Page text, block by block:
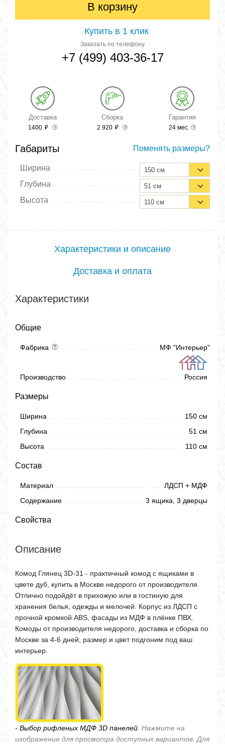
В корзину
Купить в 1 клик
Заказать по телефону
+7 (499) 403-36-17
Доставка
1400 ₽
Сборка
2 920 ₽
Гарантия
24 мес.
Габариты Поменять размеры?
Ширина 150 см
Глубина 51 см
Высота 110 см
Характеристики и описание
Доставка и оплата
Характеристики
Общие
Фабрика МФ "Интерьер"
Производство Россия
Размеры
Ширина
150 см
Глубина
51 см
Высота
110 см
Состав
Материал
ЛДСП + МДФ
Содержание
3 ящика, 3 дверцы
Свойства
Описание
Комод Глянец 3D-31 - практичный комод с ящиками в
цвете дуб, купить в Москве недорого от производителя.
Отлично подойдёт в прихожую или в гостиную для
хранения белья, одежды и мелочей. Корпус из ЛДСП с
прочной кромкой ABS, фасады из МДФ в плёнке ПВХ.
Комоды от производителя недорого, доставка и сборка по
Москве за 4-6 дней; размер и цвет подгоним под ваш
интерьер.
- Выбор рифленых МДФ 3D панелей. Нажмите на
изображение для просмотра доступных вариантов. Для